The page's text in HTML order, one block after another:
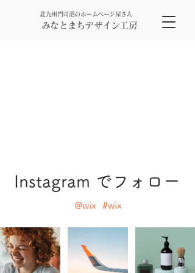
みなとまちデザイン工房
北九州門司港のホームページ屋さん
Instagram でフォロー
#wix
@wix